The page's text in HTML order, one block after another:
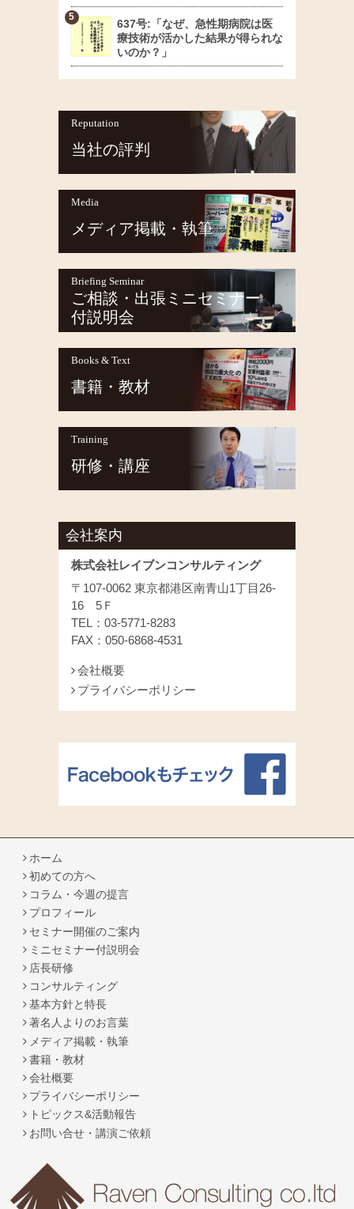
637号:「なぜ、急性期病院は医
療技術が活かした結果が得られな
いのか？」
Reputation
当社の評判
Media
メディア掲載・執筆
Briefing Seminar
ご相談・出張ミニセミナー
付説明会
Books & Text
書籍・教材
Training
研修・講座
会社案内
株式会社レイブンコンサルティング
〒107-0062 東京都港区南青山1丁目26-
16 5Ｆ
TEL：03-5771-8283
FAX：050-6868-4531
会社概要
プライバシーポリシー
ホーム
初めての方へ
コラム・今週の提言
プロフィール
セミナー開催のご案内
ミニセミナー付説明会
店長研修
コンサルティング
基本方針と特長
著名人よりのお言葉
メディア掲載・執筆
書籍・教材
会社概要
プライバシーポリシー
トピックス&活動報告
お問い合せ・講演ご依頼